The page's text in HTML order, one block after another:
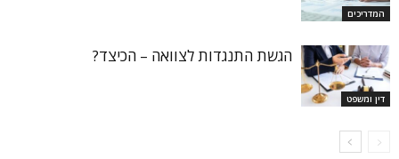
המדריכים
דין ומשפט
הגשת התנגדות לצוואה – הכיצד?